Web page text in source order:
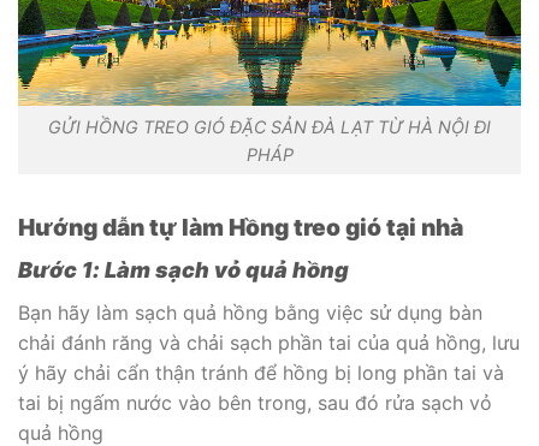
GỬI HỒNG TREO GIÓ ĐẶC SẢN ĐÀ LẠT TỪ HÀ NỘI ĐI
PHÁP
Hướng dẫn tự làm Hồng treo gió tại nhà
Bước 1: Làm sạch vỏ quả hồng
Bạn hãy làm sạch quả hồng bằng việc sử dụng bàn
chải đánh răng và chải sạch phần tai của quả hồng, lưu
ý hãy chải cẩn thận tránh để hồng bị long phần tai và
tai bị ngấm nước vào bên trong, sau đó rửa sạch vỏ
quả hồng